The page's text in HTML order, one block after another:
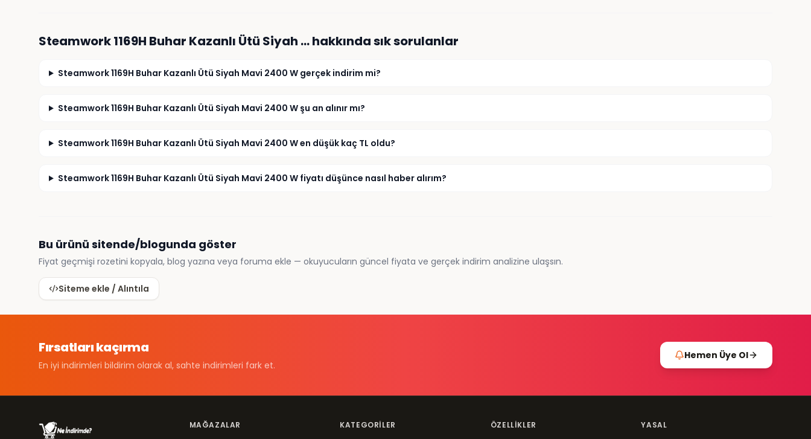
Steamwork 1169H Buhar Kazanlı Ütü Siyah …hakkında sık sorulanlar
Steamwork 1169H Buhar Kazanlı Ütü Siyah Mavi 2400 W gerçek indirim mi?
Steamwork 1169H Buhar Kazanlı Ütü Siyah Mavi 2400 W şu an alınır mı?
Steamwork 1169H Buhar Kazanlı Ütü Siyah Mavi 2400 W en düşük kaç TL oldu?
Steamwork 1169H Buhar Kazanlı Ütü Siyah Mavi 2400 W fiyatı düşünce nasıl haber alırım?
Bu ürünü sitende/blogunda göster
Fiyat geçmişi rozetini kopyala, blog yazına veya foruma ekle — okuyucuların güncel fiyata ve gerçek indirim analizine ulaşsın.
Siteme ekle / Alıntıla
Fırsatları kaçırma
En iyi indirimleri bildirim olarak al, sahte indirimleri fark et.
Hemen Üye Ol
MAĞAZALAR KATEGORILER ÖZELLIKLER YASAL